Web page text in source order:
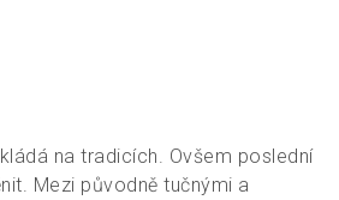
na tradicích. Ovšem poslední
Mezi původně tučnými a